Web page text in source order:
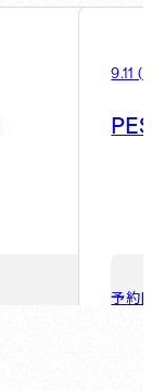
9.11 (
予約